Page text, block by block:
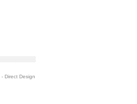
- Direct Design